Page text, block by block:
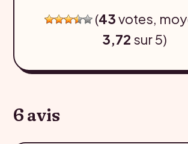
(43votes,
3,72 sur 5)
6 avis